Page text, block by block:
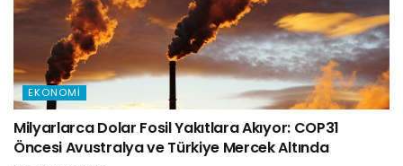
EKONOMI
Milyarlarca Dolar Fosil Yakıtlara Akıyor: COP31
Öncesi Avustralya ve Türkiye Mercek Altında